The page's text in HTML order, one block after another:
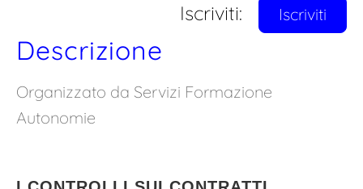
Iscriviti:
Iscriviti
Descrizione
Organizzato da Servizi Formazione
Autonomie